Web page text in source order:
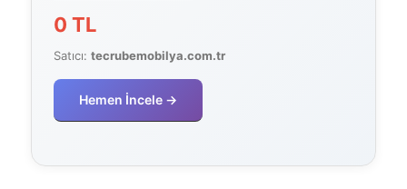
0 TL
Satıcı:tecrubemobilya.com.tr
Hemen İncele →